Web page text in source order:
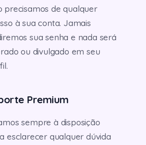
precisamos de qualquer
à sua conta. Jamais
sua senha e nada será
ou divulgado em seu
Premium
sempre à disposição
esclarecer qualquer dúvida